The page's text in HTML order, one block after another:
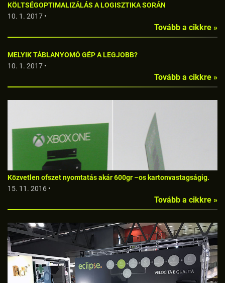
KÖLTSÉGOPTIMALIZÁLÁS A LOGISZTIKA SORÁN
10. 1. 2017 •
Tovább a cikkre »
MELYIK TÁBLANYOMÓ GÉP A LEGJOBB?
10. 1. 2017 •
Tovább a cikkre »
Közvetlen ofszet nyomtatás akár 600gr –os kartonvastagságig.
15. 11. 2016 •
Tovább a cikkre »